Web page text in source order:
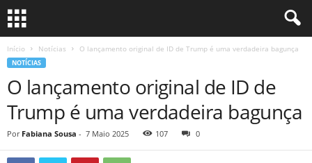
Início Notícias O lançamento original de ID de Trump é uma verdadeira bagunça
NOTÍCIAS
O lançamento original de ID de
Trump é uma verdadeira bagunça
Por Fabiana Sousa - 7 Maio 2025 107 0